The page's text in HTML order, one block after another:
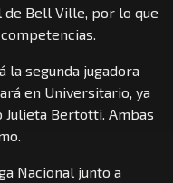
Bell Ville, por lo que
la segunda jugadora
en Universitario, ya
Julieta Bertotti. Ambas
Nacional junto a